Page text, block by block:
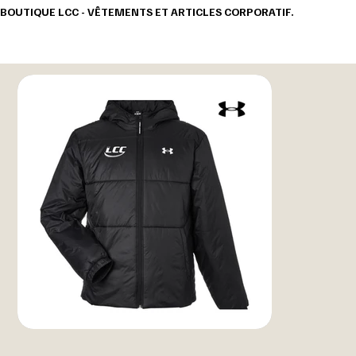
BOUTIQUE LCC - VÊTEMENTS ET ARTICLES CORPORATIF.